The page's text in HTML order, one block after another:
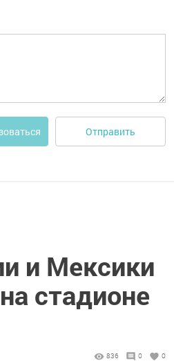
Отправить
и Мексики
стадионе
836 0 0